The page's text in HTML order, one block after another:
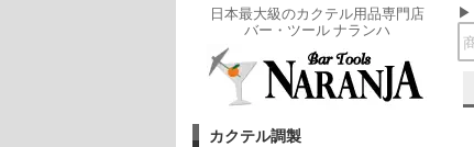
日本最大級のカクテル用品専門店
バー・ツール ナランハ
カクテル調製